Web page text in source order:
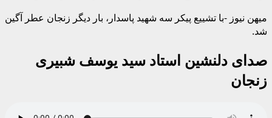
میهن نیوز -با تشییع پیکر سه شهید پاسدار، بار دیگر زنجان عطر آگین
شد.
صدای دلنشین استاد سید یوسف شبیری
زنجان